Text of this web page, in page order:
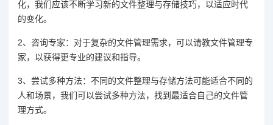
化，我们应该不断学习新的文件整理与存储技巧，以适应时代
的变化。
2、咨询专家：对于复杂的文件管理需求，可以请教文件管理专
家，以获得更专业的建议和指导。
3、尝试多种方法：不同的文件整理与存储方法可能适合不同的
人和场景，我们可以尝试多种方法，找到最适合自己的文件管
理方式。